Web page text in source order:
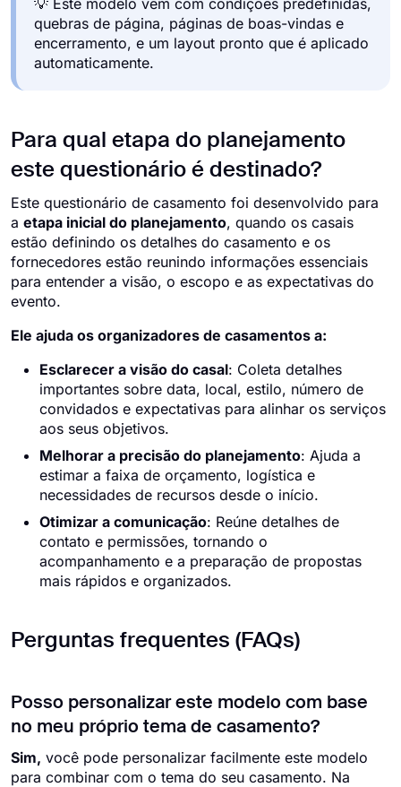
💡 Este modelo vem com condições predefinidas,
quebras de página, páginas de boas-vindas e
encerramento, e um layout pronto que é aplicado
automaticamente.
Para qual etapa do planejamento
este questionário é destinado?
Este questionário de casamento foi desenvolvido para
a etapa inicial do planejamento, quando os casais
estão definindo os detalhes do casamento e os
fornecedores estão reunindo informações essenciais
para entender a visão, o escopo e as expectativas do
evento.
Ele ajuda os organizadores de casamentos a:
Esclarecer a visão do casal: Coleta detalhes
importantes sobre data, local, estilo, número de
convidados e expectativas para alinhar os serviços
aos seus objetivos.
Melhorar a precisão do planejamento: Ajuda a
estimar a faixa de orçamento, logística e
necessidades de recursos desde o início.
Otimizar a comunicação: Reúne detalhes de
contato e permissões, tornando o
acompanhamento e a preparação de propostas
mais rápidos e organizados.
Perguntas frequentes (FAQs)
Posso personalizar este modelo com base
no meu próprio tema de casamento?
Sim, você pode personalizar facilmente este modelo
para combinar com o tema do seu casamento. Na